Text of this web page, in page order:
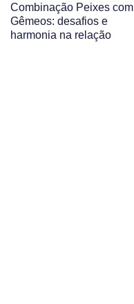
Combinação Peixes com
Gêmeos: desafios e
harmonia na relação